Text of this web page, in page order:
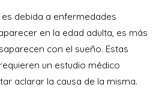
debida a enfermedades
en la edad adulta, es más
con el sueño. Estas
un estudio médico
aclarar la causa de la misma.